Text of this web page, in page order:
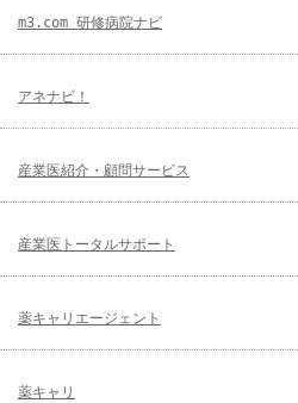
m3.com 研修病院ナビ
アネナビ！
産業医紹介・顧問サービス
産業医トータルサポート
薬キャリエージェント
薬キャリ